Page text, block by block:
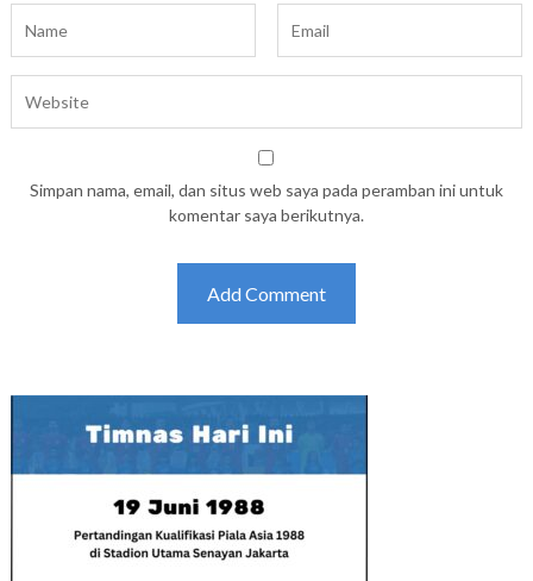
Simpan nama, email, dan situs web saya pada peramban ini untuk
komentar saya berikutnya.